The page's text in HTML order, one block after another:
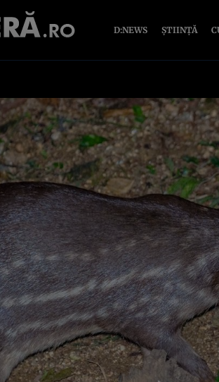
D:NEWS ȘTIINȚĂ